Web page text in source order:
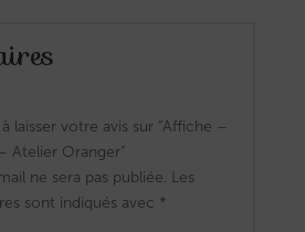
laisser votre avis sur “Affiche –
Atelier Oranger”
ne sera pas publiée. Les
sont indiqués avec *